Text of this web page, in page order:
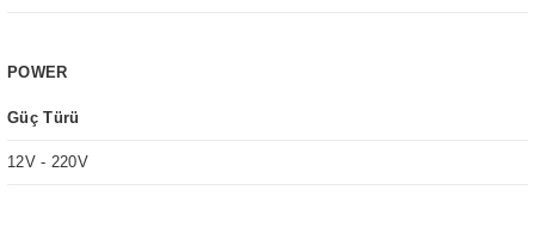
POWER
Güç Türü
12V - 220V